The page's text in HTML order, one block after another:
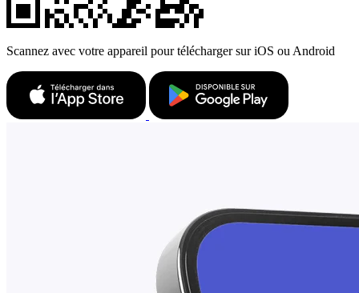
Scannez avec votre appareil pour télécharger sur iOS ou Android